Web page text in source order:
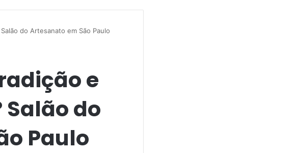
do Artesanato em São Paulo
e
Salão do
Paulo